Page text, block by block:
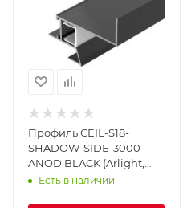
Профиль СEIL-S18-
SHADOW-SIDE-3000
ANOD BLACK (Arlight,
Алюминий)
Есть в наличии